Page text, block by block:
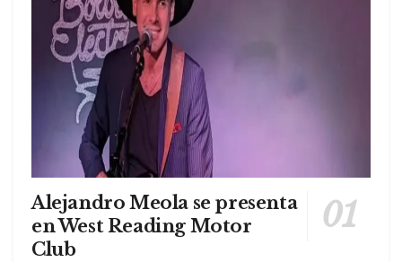
Alejandro Meola se presenta
en West Reading Motor
Club